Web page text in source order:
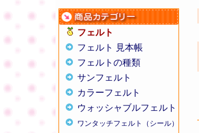
フェルト
フェルト 見本帳
フェルトの種類
サンフェルト
カラーフェルト
ウォッシャブルフェルト
ワンタッチフェルト（シール）